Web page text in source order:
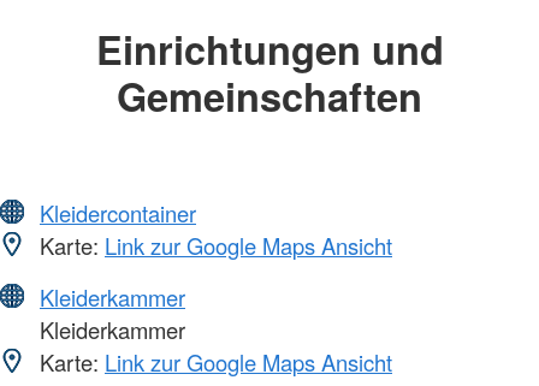
Einrichtungen und
Gemeinschaften
Kleidercontainer
Karte: Link zur Google Maps Ansicht
Kleiderkammer
Kleiderkammer
Karte: Link zur Google Maps Ansicht